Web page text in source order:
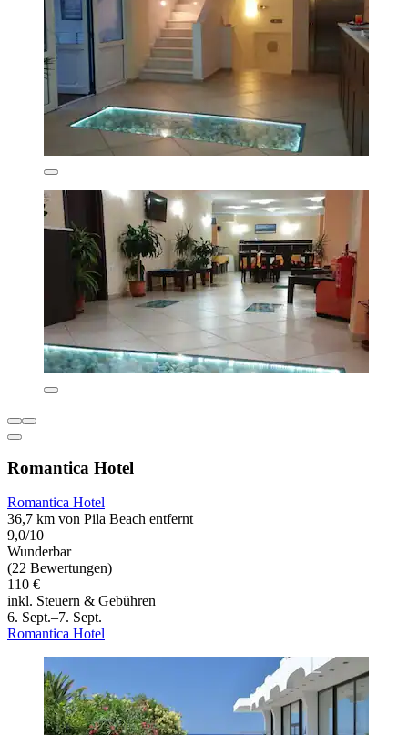
Romantica Hotel
Romantica Hotel
36,7 km von Pila Beach entfernt
9,0/10
Wunderbar
(22 Bewertungen)
110 €
inkl. Steuern & Gebühren
6. Sept.–7. Sept.
Romantica Hotel